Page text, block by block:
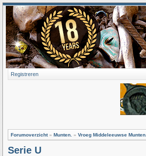
Registreren
Forumoverzicht» Munten. » Vroeg Middeleeuwse Munten.
Serie U